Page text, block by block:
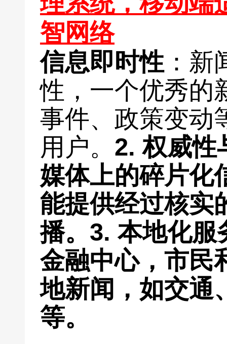
信息即时性 ：
性，一个优秀的
事件、政策变动
用户。 2.权威性
媒体上的碎片化
能提供经过核实
播。 3.本地化服
金融中心，市民
地新闻，如交通
等。